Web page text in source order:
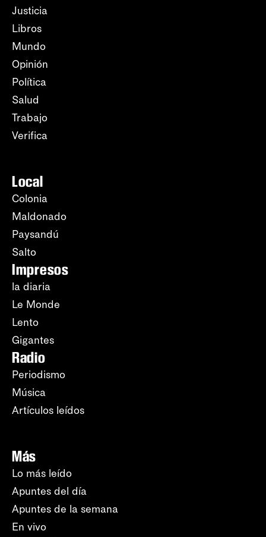
Justicia
Libros
Mundo
Opinión
Política
Salud
Trabajo
Verifica
Local
Colonia
Maldonado
Paysandú
Salto
Impresos
la diaria
Le Monde
Lento
Gigantes
Radio
Periodismo
Música
Artículos leídos
Más
Lo más leído
Apuntes del día
Apuntes de la semana
En vivo